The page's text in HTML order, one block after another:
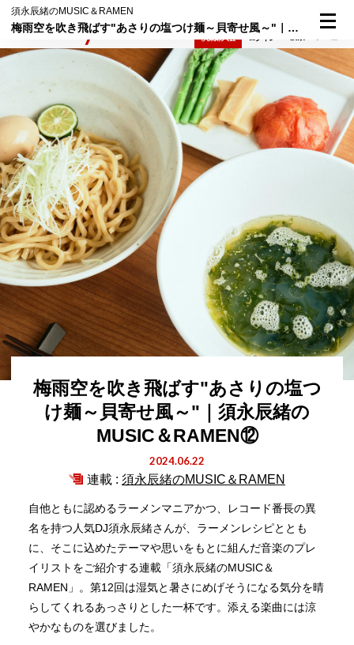
須永辰緒のMUSIC＆RAMEN
梅雨空を吹き飛ばす"あさりの塩つけ麺～貝寄せ風～"｜須永辰緒のMUSIC＆RAMEN⑫
梅雨空を吹き飛ばす"あさりの塩つ
け麺～貝寄せ風～"｜須永辰緒の
MUSIC＆RAMEN⑫
2024.06.22
連載 : 須永辰緒のMUSIC＆RAMEN
自他ともに認めるラーメンマニアかつ、レコード番長の異
名を持つ人気DJ須永辰緒さんが、ラーメンレシピととも
に、そこに込めたテーマや思いをもとに組んだ音楽のプレ
イリストをご紹介する連載「須永辰緒のMUSIC＆
RAMEN」。第12回は湿気と暑さにめげそうになる気分を晴
らしてくれるあっさりとした一杯です。添える楽曲には涼
やかなものを選びました。